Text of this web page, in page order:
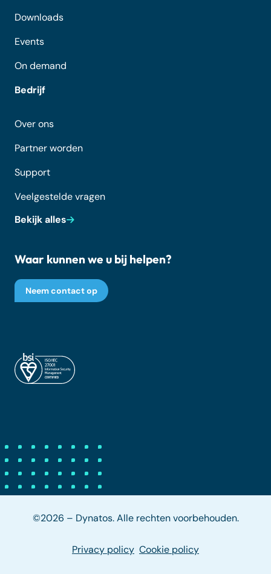
Downloads
Events
On demand
Bedrijf
Over ons
Partner worden
Support
Veelgestelde vragen
Bekijk alles
Waar kunnen we u bij helpen?
Neem contact op
©2026 – Dynatos. Alle rechten voorbehouden.
Privacy policy Cookie policy